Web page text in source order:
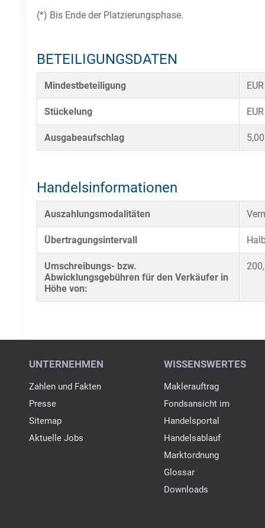
(*) Bis Ende der Platzierungsphase.
BETEILIGUNGSDATEN
Mindestbeteiligung
Stückelung
Ausgabeaufschlag
Handelsinformationen
Auszahlungsmodalitäten
Übertragungsintervall
Umschreibungs- bzw.
Abwicklungsgebühren für den Verkäufer in
Höhe von: